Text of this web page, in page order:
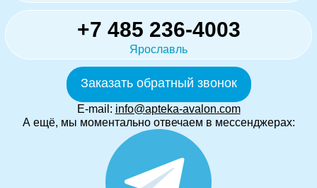
+7 485 236-4003
Ярославль
Заказать обратный звонок
E-mail: info@apteka-avalon.com
А ещё, мы моментально отвечаем в мессенджерах: